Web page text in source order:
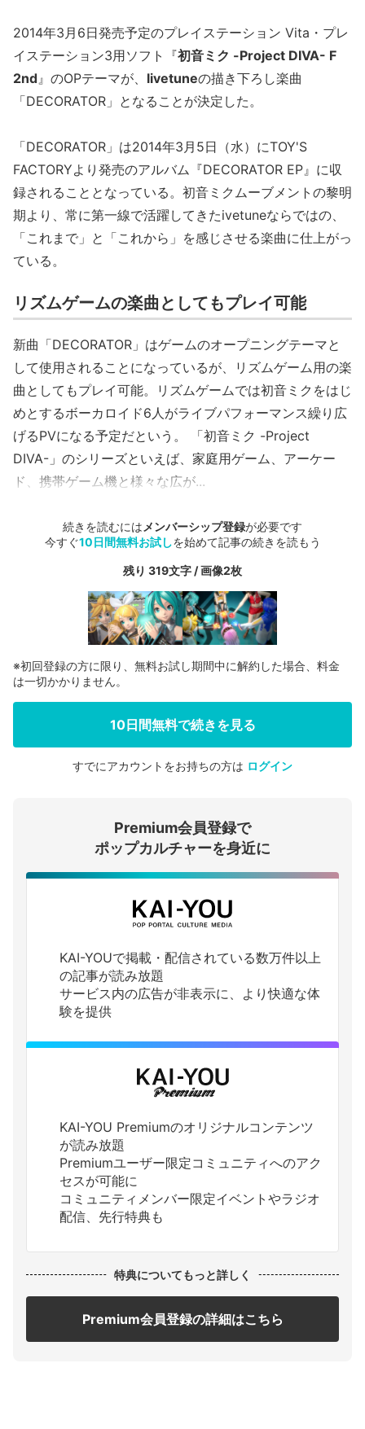
2014年3月6日発売予定のプレイステーション Vita・プレ
イステーション3用ソフト『初音ミク -Project DIVA- F
2nd』のOPテーマが、 livetuneの描き下ろし楽曲
「DECORATOR」となることが決定した。
「DECORATOR」は2014年3月5日（水）にTOY'S
FACTORYより発売のアルバム『DECORATOR EP』に収
録されることとなっている。初音ミクムーブメントの黎明
期より、常に第一線で活躍してきたivetuneならではの、
「これまで」と「これから」を感じさせる楽曲に仕上がっ
ている。
リズムゲームの楽曲としてもプレイ可能
新曲「DECORATOR」はゲームのオープニングテーマと
して使用されることになっているが、リズムゲーム用の楽
曲としてもプレイ可能。リズムゲームでは初音ミクをはじ
めとするボーカロイド6人がライブパフォーマンス繰り広
げるPVになる予定だという。 「初音ミク -Project
DIVA-」のシリーズといえば、家庭用ゲーム、アーケー
ド、携帯ゲーム機と様々な広が...
続きを読むには メンバーシップ登録が必要です
今すぐ10日間無料お試しを始めて記事の続きを読もう
残り 319文字 / 画像2枚
会員登録する
ログインする
※初回登録の方に限り、無料お試し期間中に解約した場合、料金
は一切かかりません。
10日間無料で続きを見る
すでにアカウントをお持ちの方は ログイン
Premium会員登録で
ポップカルチャーを身近に
KAI-YOUで掲載・配信されている数万件以上
の記事が読み放題
サービス内の広告が非表示に、より快適な体
験を提供
KAI-YOU Premiumのオリジナルコンテンツ
が読み放題
Premiumユーザー限定コミュニティへのアク
セスが可能に
コミュニティメンバー限定イベントやラジオ
配信、先行特典も
特典についてもっと詳しく
Premium会員登録の詳細はこちら